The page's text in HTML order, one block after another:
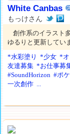
White Canbas
もっけさん
創作系のイラスト
ゆるりと更新してい
*水彩塗り
*少女 *
友達募集 *お仕事募
#SoundHorizon #ポ
一次創作 ...